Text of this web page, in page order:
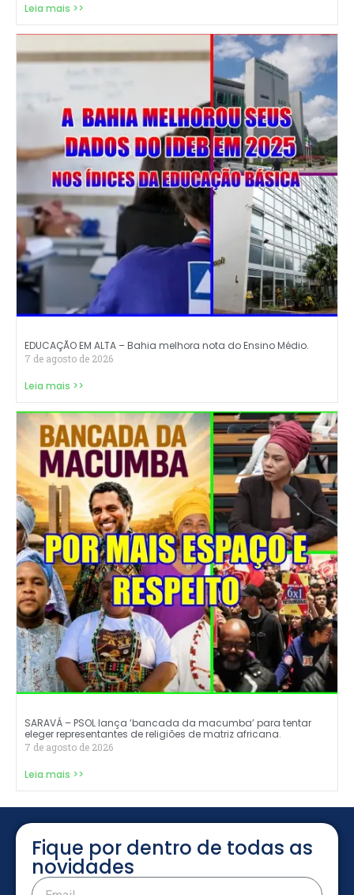
Leia mais >>
EDUCAÇÃO EM ALTA – Bahia melhora nota do Ensino Médio.
7 de agosto de 2026
Leia mais >>
SARAVÁ – PSOL lança ‘bancada da macumba’ para tentar
eleger representantes de religiões de matriz africana.
7 de agosto de 2026
Leia mais >>
Fique por dentro de todas as
novidades